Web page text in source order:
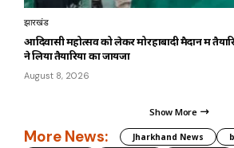
झारखंड
आदिवासी महोत्सव को लेकर मोरहाबादी मैदान में
ने लिया तैयारियों का जायजा
August 8, 2026
Show More
More News: Jharkhand News